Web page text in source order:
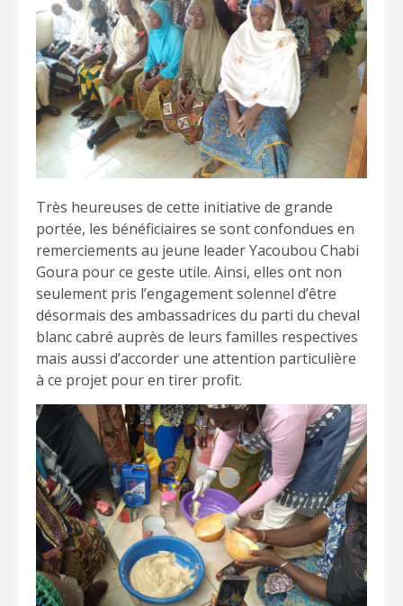
Très heureuses de cette initiative de grande
portée, les bénéficiaires se sont confondues en
remerciements au jeune leader Yacoubou Chabi
Goura pour ce geste utile. Ainsi, elles ont non
seulement pris l’engagement solennel d’être
désormais des ambassadrices du parti du cheval
blanc cabré auprès de leurs familles respectives
mais aussi d’accorder une attention particulière
à ce projet pour en tirer profit.